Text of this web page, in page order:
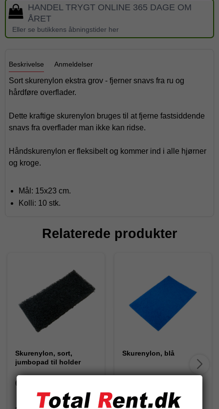
HANDEL TRYGT ONLINE 365 DAGE OM
ÅRET
Eller se butikkens åbningstider her
Beskrivelse Anmeldelser
Sort skurenylon ekstra grov - fjerner snavs fra ru og
hårdføre overflader.
Dette kraftige skurenylon bruges til at fjerne fastsiddende
snavs fra overflader man ikke kan ridse.
Håndskurenylon er fleksibelt og kommer ind i alle hjørner
og kroge.
Mål: 15x23 cm.
Kolli: 10 stk.
Relaterede produkter
Skurenylon, sort,
jumbopad til holder
67856
Skurenylon, blå